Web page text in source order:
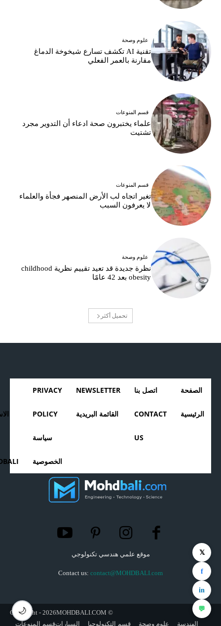
علوم وصحة
تقنية AI تكشف تسارع شيخوخة الدماغ
مقارنة بالعمر الفعلي
قسم المنوعات
علماء يختبرون صحة ادعاء أن التدوير مجرد
تشتيت
قسم المنوعات
تغير اتجاه لب الأرض المنصهر فجأة والعلماء
لا يعرفون السبب
علوم وصحة
نظرة جديدة قد تعيد تقييم نظرية childhood
obesity بعد 42 عامًا
تحميل أكثر
الصفحة
الرئيسية
اتصل بنا
CONTACT
US
NEWSLETTER
القائمة البريدية
PRIVACY
POLICY
سياسة
الخصوصية
موقع علمي هندسي تكنولوجي
Contact us: contact@MOHDBALI.com
© Copyright - 2026MOHDBALI.COM
الهندسة
علوم وصحة قسم التكنولوجيا السياراتقسم المنوعات
🌙
𝕏
f
in
💬